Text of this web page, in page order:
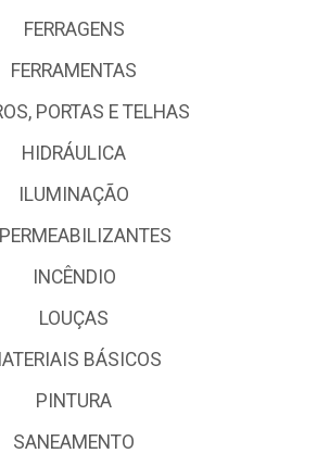
FERRAGENS
FERRAMENTAS
PORTAS E TELHAS
HIDRÁULICA
ILUMINAÇÃO
INCÊNDIO
LOUÇAS
BÁSICOS
PINTURA
SANEAMENTO